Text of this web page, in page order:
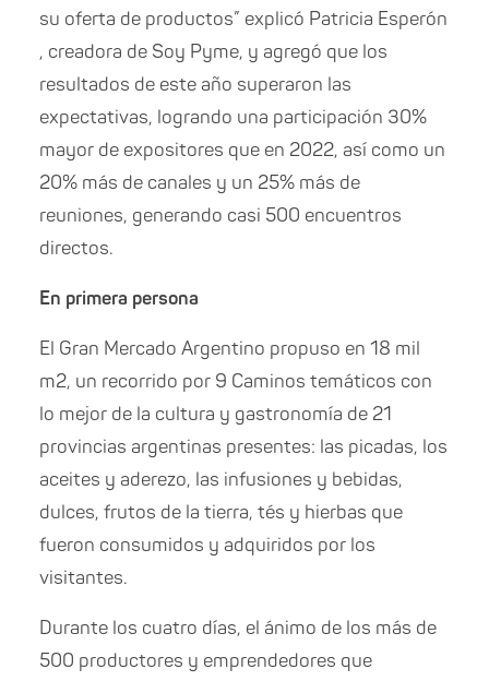
su oferta de productos” explicó Patricia Esperón
, creadora de Soy Pyme, y agregó que los
resultados de este año superaron las
expectativas, logrando una participación 30%
mayor de expositores que en 2022, así como un
20% más de canales y un 25% más de
reuniones, generando casi 500 encuentros
directos.
En primera persona
El Gran Mercado Argentino propuso en 18 mil
m2, un recorrido por 9 Caminos temáticos con
lo mejor de la cultura y gastronomía de 21
provincias argentinas presentes: las picadas, los
aceites y aderezo, las infusiones y bebidas,
dulces, frutos de la tierra, tés y hierbas que
fueron consumidos y adquiridos por los
visitantes.
Durante los cuatro días, el ánimo de los más de
500 productores y emprendedores que